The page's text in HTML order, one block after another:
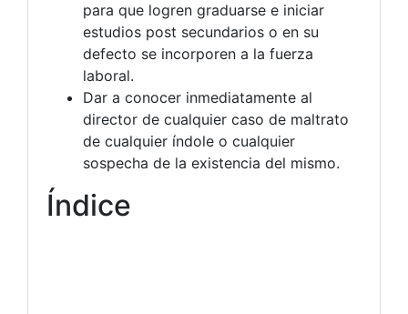
para que logren graduarse e iniciar
estudios post secundarios o en su
defecto se incorporen a la fuerza
laboral.
Dar a conocer inmediatamente al
director de cualquier caso de maltrato
de cualquier índole o cualquier
sospecha de la existencia del mismo.
Índice